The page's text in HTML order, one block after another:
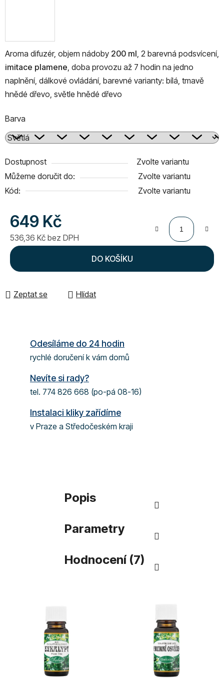
Aroma difuzér, objem nádoby 200 ml, 2 barevná podsvícení,
imitace plamene, doba provozu až 7 hodin na jedno
naplnění, dálkové ovládání, barevné varianty: bílá, tmavě
hnědé dřevo, světle hnědé dřevo
Barva
Dostupnost
Zvolte variantu
Můžeme doručit do:
Zvolte variantu
Kód:
Zvolte variantu
649 Kč
536,36 Kč bez DPH
Měrná cena:
DO KOŠÍKU
Zeptat se Hlídat
Odesíláme do 24 hodin
rychlé doručení k vám domů
Nevíte si rady?
tel. 774 826 668 (po-pá 08-16)
Instalaci kliky zařídíme
v Praze a Středočeském kraji
Popis
Parametry
Hodnocení (7)